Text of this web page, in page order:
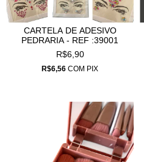
CARTELA DE ADESIVO
PEDRARIA - REF :39001
R$6,90
R$6,56 COM PIX